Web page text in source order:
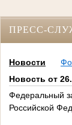
ПРЕСС-
Новости
Новость от
Федеральный
Российской